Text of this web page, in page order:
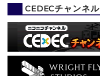
CEDECチャンネル